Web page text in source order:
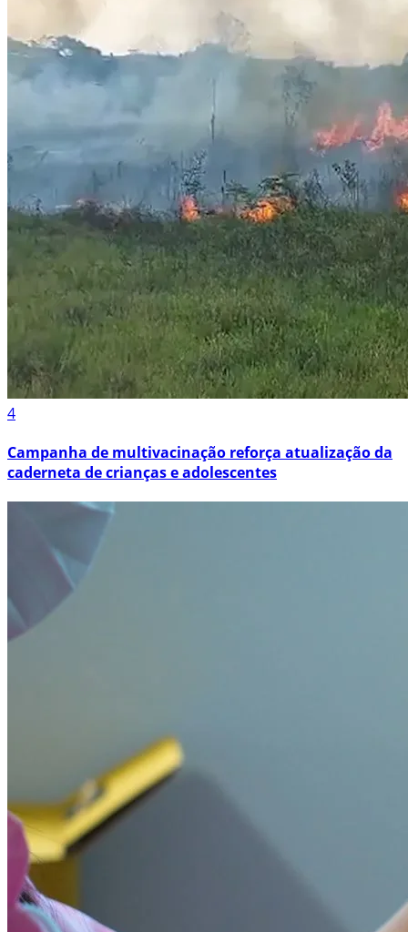
4
Campanha de multivacinação reforça atualização da
caderneta de crianças e adolescentes